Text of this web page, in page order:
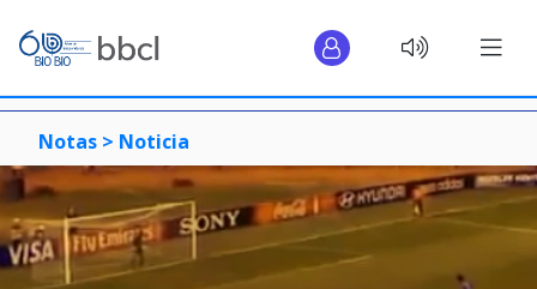
Notas > Noticia